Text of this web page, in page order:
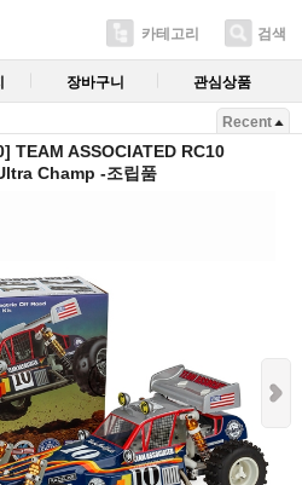
카테고리 검색
장바구니 관심상품
Recent
TEAM ASSOCIATED RC10
Champ -조립품